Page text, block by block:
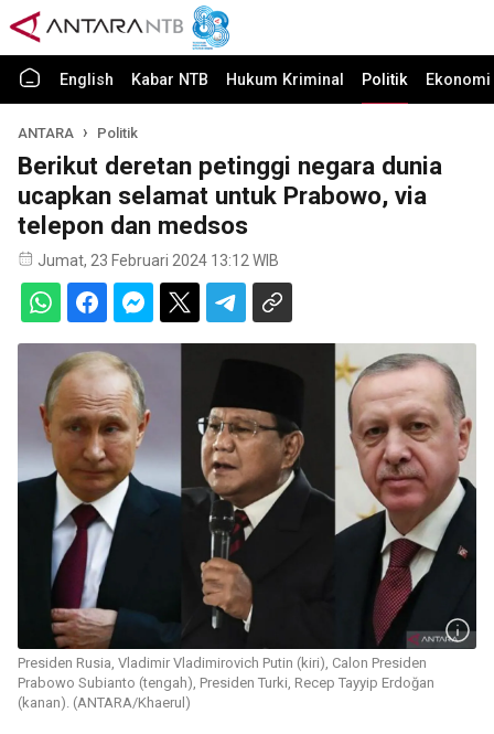
English Kabar NTB Hukum Kriminal Politik
ANTARA Politik
Berikut deretan petinggi negara dunia
ucapkan selamat untuk Prabowo, via
telepon dan medsos
Jumat, 23 Februari 2024 13:12 WIB
Presiden Rusia, Vladimir Vladimirovich Putin (kiri), Calon Presiden
Prabowo Subianto (tengah), Presiden Turki, Recep Tayyip Erdoğan
(kanan). (ANTARA/Khaerul)